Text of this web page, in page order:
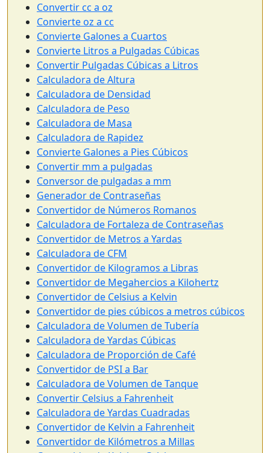
Convertir cc a oz
Convierte oz a cc
Convierte Galones a Cuartos
Convierte Litros a Pulgadas Cúbicas
Convertir Pulgadas Cúbicas a Litros
Calculadora de Altura
Calculadora de Densidad
Calculadora de Peso
Calculadora de Masa
Calculadora de Rapidez
Convierte Galones a Pies Cúbicos
Convertir mm a pulgadas
Conversor de pulgadas a mm
Generador de Contraseñas
Convertidor de Números Romanos
Calculadora de Fortaleza de Contraseñas
Convertidor de Metros a Yardas
Calculadora de CFM
Convertidor de Kilogramos a Libras
Convertidor de Megahercios a Kilohertz
Convertidor de Celsius a Kelvin
Convertidor de pies cúbicos a metros cúbicos
Calculadora de Volumen de Tubería
Calculadora de Yardas Cúbicas
Calculadora de Proporción de Café
Convertidor de PSI a Bar
Calculadora de Volumen de Tanque
Convertir Celsius a Fahrenheit
Calculadora de Yardas Cuadradas
Convertidor de Kelvin a Fahrenheit
Convertidor de Kilómetros a Millas